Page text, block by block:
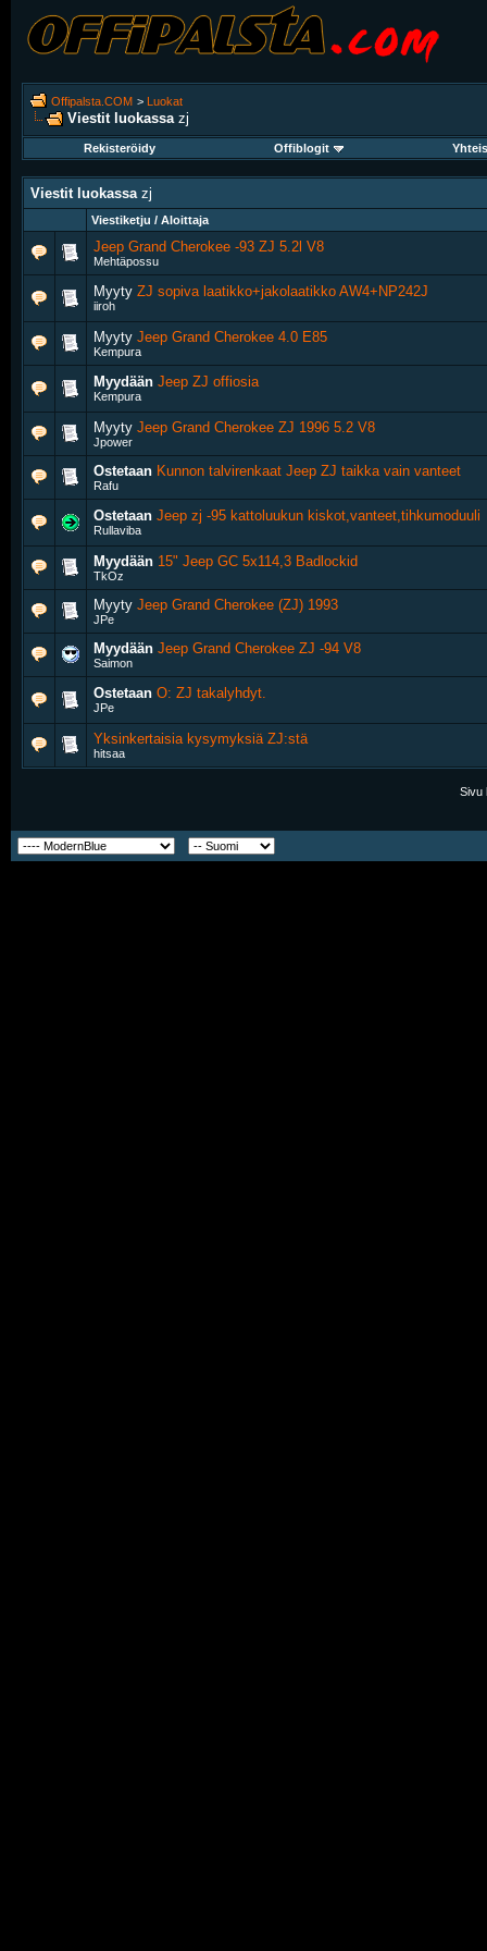
Offipalsta.COM > Luokat
Viestit luokassa zj
Rekisteröidy Offiblogit
Viestit luokassa zj
Viestiketju / Aloittaja
Jeep Grand Cherokee -93 ZJ 5.2l V8
Mehtäpossu
Myyty ZJ sopiva laatikko+jakolaatikko AW4+NP242J
iiroh
Myyty Jeep Grand Cherokee 4.0 E85
Kempura
Myydään Jeep ZJ offiosia
Kempura
Myyty Jeep Grand Cherokee ZJ 1996 5.2 V8
Jpower
Ostetaan Kunnon talvirenkaat Jeep ZJ taikka vain vanteet
Rafu
Ostetaan Jeep zj -95 kattoluukun kiskot,vanteet,tihkumoduuli
Rullaviba
Myydään 15" Jeep GC 5x114,3 Badlockid
TkOz
Myyty Jeep Grand Cherokee (ZJ) 1993
JPe
Myydään Jeep Grand Cherokee ZJ -94 V8
Saimon
Ostetaan O: ZJ takalyhdyt.
JPe
Yksinkertaisia kysymyksiä ZJ:stä
hitsaa
Sivu